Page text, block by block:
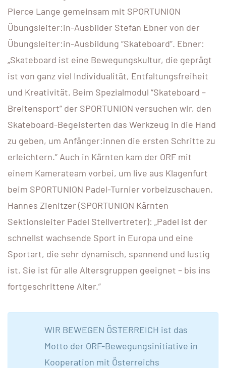
Pierce Lange gemeinsam mit SPORTUNION
Übungsleiter:in-Ausbilder Stefan Ebner von der
Übungsleiter:in-Ausbildung “Skateboard”. Ebner:
„Skateboard ist eine Bewegungskultur, die geprägt
ist von ganz viel Individualität, Entfaltungsfreiheit
und Kreativität. Beim Spezialmodul “Skateboard –
Breitensport” der SPORTUNION versuchen wir, den
Skateboard-Begeisterten das Werkzeug in die Hand
zu geben, um Anfänger:innen die ersten Schritte zu
erleichtern.” Auch in Kärnten kam der ORF mit
einem Kamerateam vorbei, um live aus Klagenfurt
beim SPORTUNION Padel-Turnier vorbeizuschauen.
Hannes Zienitzer (SPORTUNION Kärnten
Sektionsleiter Padel Stellvertreter): „Padel ist der
schnellst wachsende Sport in Europa und eine
Sportart, die sehr dynamisch, spannend und lustig
ist. Sie ist für alle Altersgruppen geeignet – bis ins
fortgeschrittene Alter.”
WIR BEWEGEN ÖSTERREICH ist das
Motto der ORF-Bewegungsinitiative in
Kooperation mit Österreichs